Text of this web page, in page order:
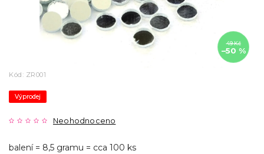
49 Kč
–50 %
Kód: ZR001
Výprodej
Neohodnoceno
balení = 8,5 gramu = cca 100 ks